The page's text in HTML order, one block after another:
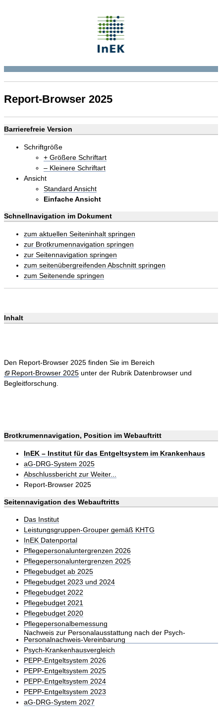
Report-Browser 2025
Barrierefreie Version
Schriftgröße
+ Größere Schriftart
– Kleinere Schriftart
Ansicht
Standard Ansicht
Einfache Ansicht
Schnellnavigation im Dokument
zum aktuellen Seiteninhalt springen
zur Brotkrumennavigation springen
zur Seitennavigation springen
zum seitenübergreifenden Abschnitt springen
zum Seitenende springen
Inhalt
Den Report-Browser 2025 finden Sie im Bereich
Report-Browser 2025 unter der Rubrik Datenbrowser und
Begleitforschung.
Brotkrumennavigation, Position im Webauftritt
InEK – Institut für das Entgeltsystem im Krankenhaus
aG-DRG-System 2025
Abschlussbericht zur Weiter...
Report-Browser 2025
Seitennavigation des Webauftritts
Das Institut
Leistungsgruppen-Grouper gemäß KHTG
InEK Datenportal
Pflegepersonaluntergrenzen 2026
Pflegepersonaluntergrenzen 2025
Pflegebudget ab 2025
Pflegebudget 2023 und 2024
Pflegebudget 2022
Pflegebudget 2021
Pflegebudget 2020
Pflegepersonalbemessung
Nachweis zur Personalausstattung nach der Psych-
Personalnachweis-Vereinbarung
Psych-Krankenhausvergleich
PEPP-Entgeltsystem 2026
PEPP-Entgeltsystem 2025
PEPP-Entgeltsystem 2024
PEPP-Entgeltsystem 2023
aG-DRG-System 2027